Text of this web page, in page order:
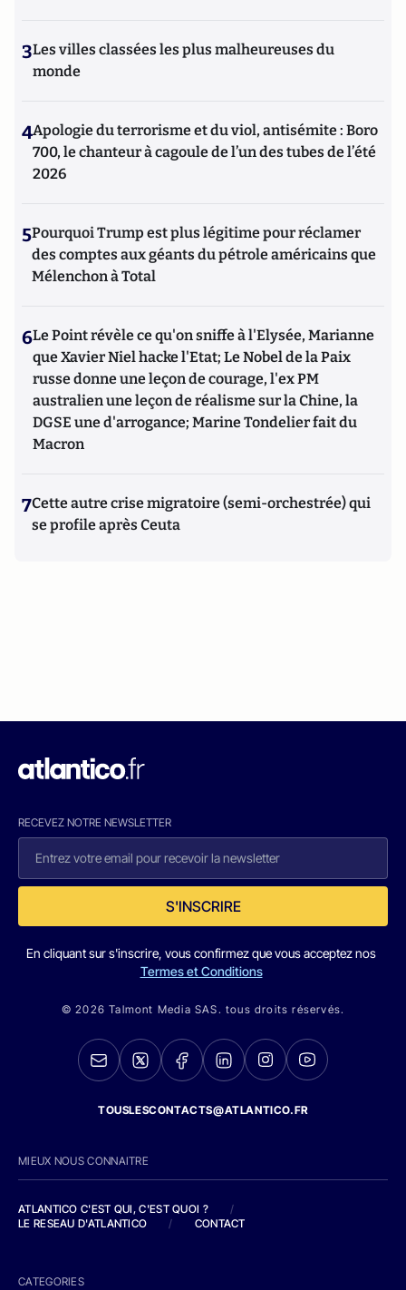
3Les villes classées les plus malheureuses du
monde
4Apologie du terrorisme et du viol, antisémite : Boro
700, le chanteur à cagoule de l’un des tubes de l’été
2026
5Pourquoi Trump est plus légitime pour réclamer
des comptes aux géants du pétrole américains que
Mélenchon à Total
6Le Point révèle ce qu'on sniffe à l'Elysée, Marianne
que Xavier Niel hacke l'Etat; Le Nobel de la Paix
russe donne une leçon de courage, l'ex PM
australien une leçon de réalisme sur la Chine, la
DGSE une d'arrogance; Marine Tondelier fait du
Macron
7Cette autre crise migratoire (semi-orchestrée) qui
se profile après Ceuta
RECEVEZ NOTRE NEWSLETTER
S'INSCRIRE
En cliquant sur s'inscrire, vous confirmez que vous acceptez nos
Termes et Conditions
© 2026 Talmont Media SAS. tous droits réservés.
TOUSLESCONTACTS@ATLANTICO.FR
MIEUX NOUS CONNAITRE
ATLANTICO C'EST QUI, C'EST QUOI ?
/
LE RESEAU D'ATLANTICO
/ CONTACT
CATEGORIES